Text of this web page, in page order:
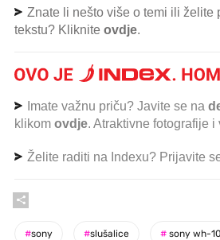
Znate li nešto više o temi ili želite
tekstu? Kliknite ovdje.
Imate važnu priču? Javite se na
klikom ovdje. Atraktivne fotografije
Želite raditi na Indexu? Prijavite
#sony #slušalice # sony wh-